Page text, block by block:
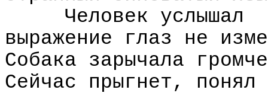
Человек услышал
выражение глаз не
Собака зарычала
Сейчас прыгнет, понял